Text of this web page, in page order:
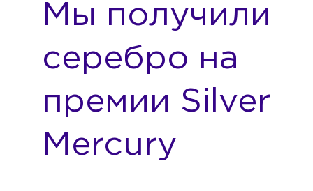
Мы получили
серебро на
премии Silver
Mercury